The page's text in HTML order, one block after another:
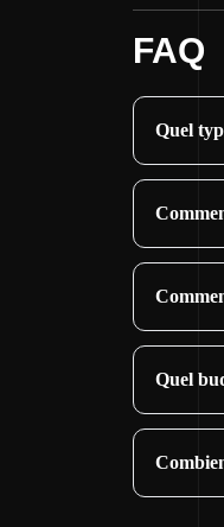
FAQ
Quel
Quel